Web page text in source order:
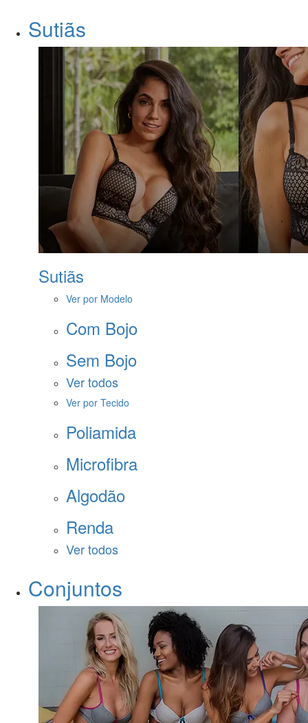
Sutiãs
Sutiãs
Ver por Modelo
Com Bojo
Sem Bojo
Ver todos
Ver por Tecido
Poliamida
Microfibra
Algodão
Renda
Ver todos
Conjuntos